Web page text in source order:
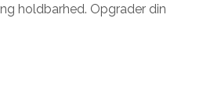
holdbarhed. Opgrader din